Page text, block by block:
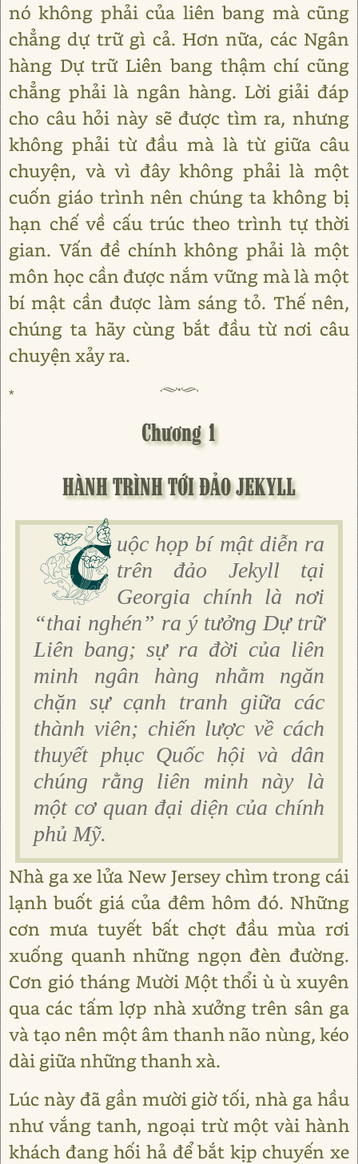
nó không phải của liên bang mà cũng
chẳng dự trữ gì cả. Hơn nữa, các Ngân
hàng Dự trữ Liên bang thậm chí cũng
chẳng phải là ngân hàng. Lời giải đáp
cho câu hỏi này sẽ được tìm ra, nhưng
không phải từ đầu mà là từ giữa câu
chuyện, và vì đây không phải là một
cuốn giáo trình nên chúng ta không bị
hạn chế về cấu trúc theo trình tự thời
gian. Vấn đề chính không phải là một
môn học cần được nắm vững mà là một
bí mật cần được làm sáng tỏ. Thế nên,
chúng ta hãy cùng bắt đầu từ nơi câu
chuyện xảy ra.
*
Chương 1
HÀNH TRÌNH TỚI ĐẢO JEKYLL
C uộc họp bí mật diễn ra
trên đảo Jekyll tại
Georgia chính là nơi
“thai nghén” ra ý tưởng Dự trữ
Liên bang; sự ra đời của liên
minh ngân hàng nhằm ngăn
chặn sự cạnh tranh giữa các
thành viên; chiến lược về cách
thuyết phục Quốc hội và dân
chúng rằng liên minh này là
một cơ quan đại diện của chính
phủ Mỹ.
Nhà ga xe lửa New Jersey chìm trong cái
lạnh buốt giá của đêm hôm đó. Những
cơn mưa tuyết bất chợt đầu mùa rơi
xuống quanh những ngọn đèn đường.
Cơn gió tháng Mười Một thổi ù ù xuyên
qua các tấm lợp nhà xưởng trên sân ga
và tạo nên một âm thanh não nùng, kéo
dài giữa những thanh xà.
Lúc này đã gần mười giờ tối, nhà ga hầu
như vắng tanh, ngoại trừ một vài hành
khách đang hối hả để bắt kịp chuyến xe